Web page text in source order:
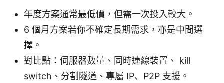
年度方案通常最低價，但需一次投入較大。
6 個月方案若你不確定長期需求，亦是中間選
擇。
對比點：伺服器數量、同時連線裝置、 kill
switch、分割隧道、專屬 IP、P2P 支援。